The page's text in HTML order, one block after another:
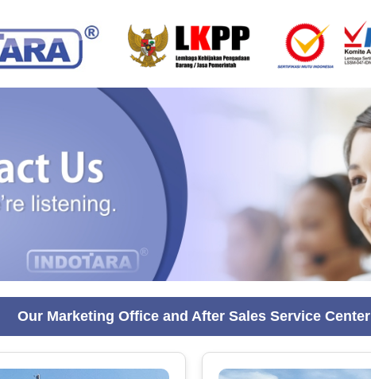
Our Marketing Office and After Sales Service Center